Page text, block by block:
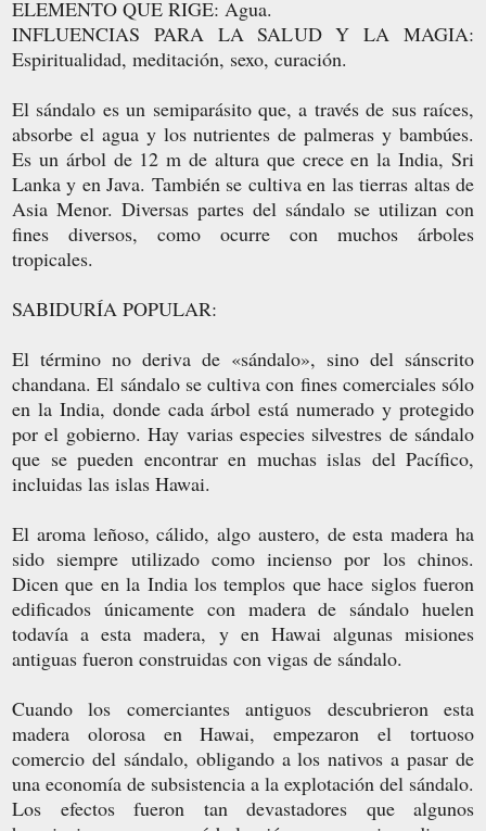
ELEMENTO QUE RIGE: Agua.
INFLUENCIAS PARA LA SALUD Y LA MAGIA:
Espiritualidad, meditación, sexo, curación.
El sándalo es un semiparásito que, a través de sus raíces,
absorbe el agua y los nutrientes de palmeras y bambúes.
Es un árbol de 12 m de altura que crece en la India, Sri
Lanka y en Java. También se cultiva en las tierras altas de
Asia Menor. Diversas partes del sándalo se utilizan con
fines diversos, como ocurre con muchos árboles
tropicales.
SABIDURÍA POPULAR:
El término no deriva de «sándalo», sino del sánscrito
chandana. El sándalo se cultiva con fines comerciales sólo
en la India, donde cada árbol está numerado y protegido
por el gobierno. Hay varias especies silvestres de sándalo
que se pueden encontrar en muchas islas del Pacífico,
incluidas las islas Hawai.
El aroma leñoso, cálido, algo austero, de esta madera ha
sido siempre utilizado como incienso por los chinos.
Dicen que en la India los templos que hace siglos fueron
edificados únicamente con madera de sándalo huelen
todavía a esta madera, y en Hawai algunas misiones
antiguas fueron construidas con vigas de sándalo.
Cuando los comerciantes antiguos descubrieron esta
madera olorosa en Hawai, empezaron el tortuoso
comercio del sándalo, obligando a los nativos a pasar de
una economía de subsistencia a la explotación del sándalo.
Los efectos fueron tan devastadores que algunos